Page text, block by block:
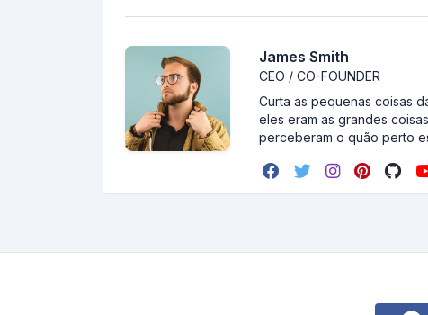
James Smith
CEO / CO-FOUNDER
Curta as pequenas coisas
eles eram as grandes
perceberam o quão perto